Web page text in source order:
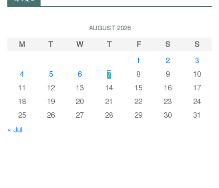
AUGUST 2026
M T W T F S
S
1
2
3
4
5 6 7 8 9
10
11
12 13 14 15 16
17
18
19 20 21 22 23
24
25
26 27 28 29 30
31
« Jul